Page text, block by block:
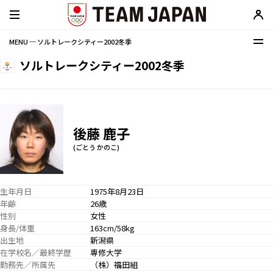
MENU ─ ソルトレークシティー2002冬季
ソルトレークシティー2002冬季
後藤 鹿子
(ごとう かのこ)
生年月日
1975年8月23日
年齢
26歳
性別
女性
身長/体重
163cm/58kg
出生地
新潟県
在学校名／最終学歴
専修大学
勤務先／所属先
（株）福田組